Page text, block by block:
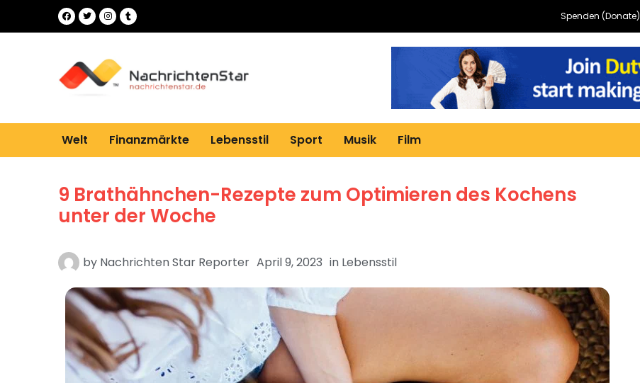
Spenden (Donate)
Welt Finanzmärkte Lebensstil Sport Musik Film
9 Brathähnchen-Rezepte zum Optimieren des Kochens
unter der Woche
by Nachrichten Star Reporter April 9, 2023 in Lebensstil